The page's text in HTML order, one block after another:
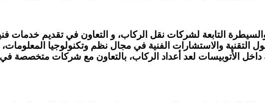
التابعة لشركات نقل الركاب، و التعاون في تقديم خدمات
التقنية والاستشارات الفنية في مجال نظم وتكنولوجيا
الأتوبيسات لعد أعداد الركاب، بالتعاون مع شركات متخصصة في